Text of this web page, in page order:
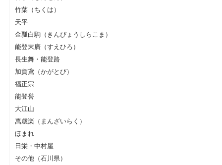
竹葉（ちくは）
天平
金瓢白駒（きんぴょうしらこま）
能登末廣（すえひろ）
長生舞・能登路
加賀鳶（かがとび）
福正宗
能登誉
大江山
萬歳楽（まんざいらく）
ほまれ
日栄・中村屋
その他（石川県）